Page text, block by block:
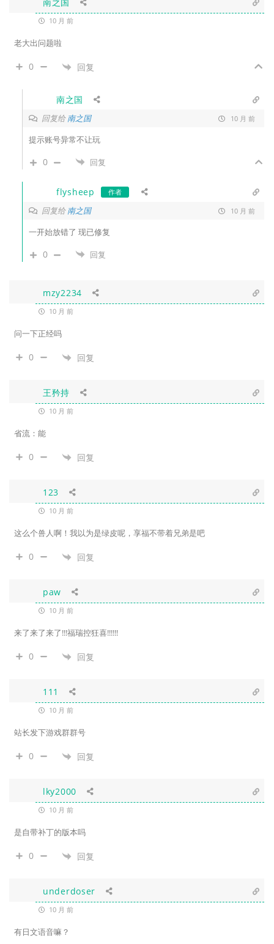
10 月 前
老大出问题啦
0 回复
南之国
回复给南之国 10 月 前
提示账号异常不让玩
0 回复
flysheep 作者
回复给南之国 10 月 前
一开始放错了 现已修复
0 回复
mzy2234
10 月 前
问一下正经吗
0 回复
王矜持
10 月 前
省流：能
0 回复
123
10 月 前
这么个兽人啊！我以为是绿皮呢，享福不带着兄弟是吧
0 回复
paw
10 月 前
来了来了来了!!!福瑞控狂喜!!!!!!
0 回复
111
10 月 前
站长发下游戏群群号
0 回复
lky2000
10 月 前
是自带补丁的版本吗
0 回复
underdoser
10 月 前
有日文语音嘛？